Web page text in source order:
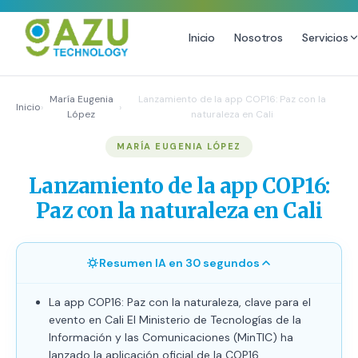
Inicio Nosotros Servicios
Email Marketing y SMS
Growth Youtube ↗
Producción de Videos
Inicio›
María Eugenia
López
›
Lanzamiento de la app COP16: Paz con la
naturaleza en Cali
MARÍA EUGENIA LÓPEZ
Lanzamiento de la app COP16:
Paz con la naturaleza en Cali
Resumen IA en 30 segundos
La app COP16: Paz con la naturaleza, clave para el
evento en Cali El Ministerio de Tecnologías de la
Información y las Comunicaciones (MinTIC) ha
lanzado la aplicación oficial de la COP16,